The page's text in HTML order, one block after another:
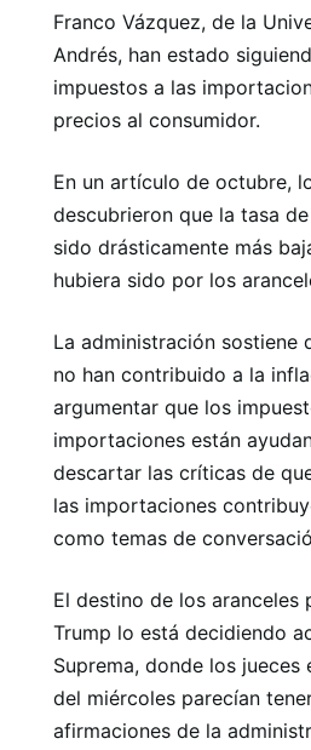
Franco Vázquez, de la
Andrés, han estado
impuestos a las
precios al consumidor.
En un artículo de octubre,
descubrieron que la tasa
sido drásticamente más
hubiera sido por los
La administración sostiene
no han contribuido a la
argumentar que los
importaciones están
descartar las críticas de
las importaciones
como temas de
El destino de los aranceles
Trump lo está decidiendo
Suprema, donde los jueces
del miércoles parecían
afirmaciones de la